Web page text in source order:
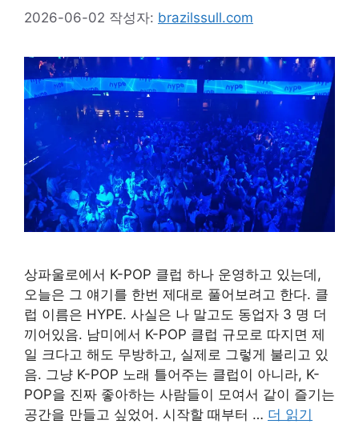
2026-06-02 작성자: brazilssull.com
상파울로에서 K-POP 클럽 하나 운영하고 있는데,
오늘은 그 얘기를 한번 제대로 풀어보려고 한다. 클
럽 이름은 HYPE. 사실은 나 말고도 동업자 3 명 더
끼어있음. 남미에서 K-POP 클럽 규모로 따지면 제
일 크다고 해도 무방하고, 실제로 그렇게 불리고 있
음. 그냥 K-POP 노래 틀어주는 클럽이 아니라, K-
POP을 진짜 좋아하는 사람들이 모여서 같이 즐기는
공간을 만들고 싶었어. 시작할 때부터 … 더 읽기